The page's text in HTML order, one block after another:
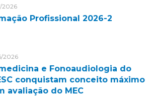
2026
Profissional 2026-2
2026
e Fonoaudiologia do
conquistam conceito máximo
avaliação do MEC